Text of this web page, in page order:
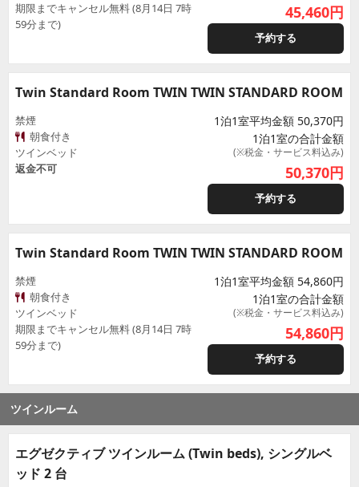
期限までキャンセル無料 (8月14日 7時
59分まで)
45,460円
予約する
Twin Standard Room TWIN TWIN STANDARD ROOM
禁煙
朝食付き
ツインベッド
返金不可
1泊1室平均金額 50,370円
1泊1室の合計金額
(※税金・サービス料込み)
50,370円
予約する
Twin Standard Room TWIN TWIN STANDARD ROOM
禁煙
朝食付き
ツインベッド
期限までキャンセル無料 (8月14日 7時
59分まで)
1泊1室平均金額 54,860円
1泊1室の合計金額
(※税金・サービス料込み)
54,860円
予約する
ツインルーム
エグゼクティブ ツインルーム (Twin beds), シングルベ
ッド 2 台